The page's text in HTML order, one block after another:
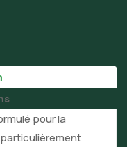
pour la